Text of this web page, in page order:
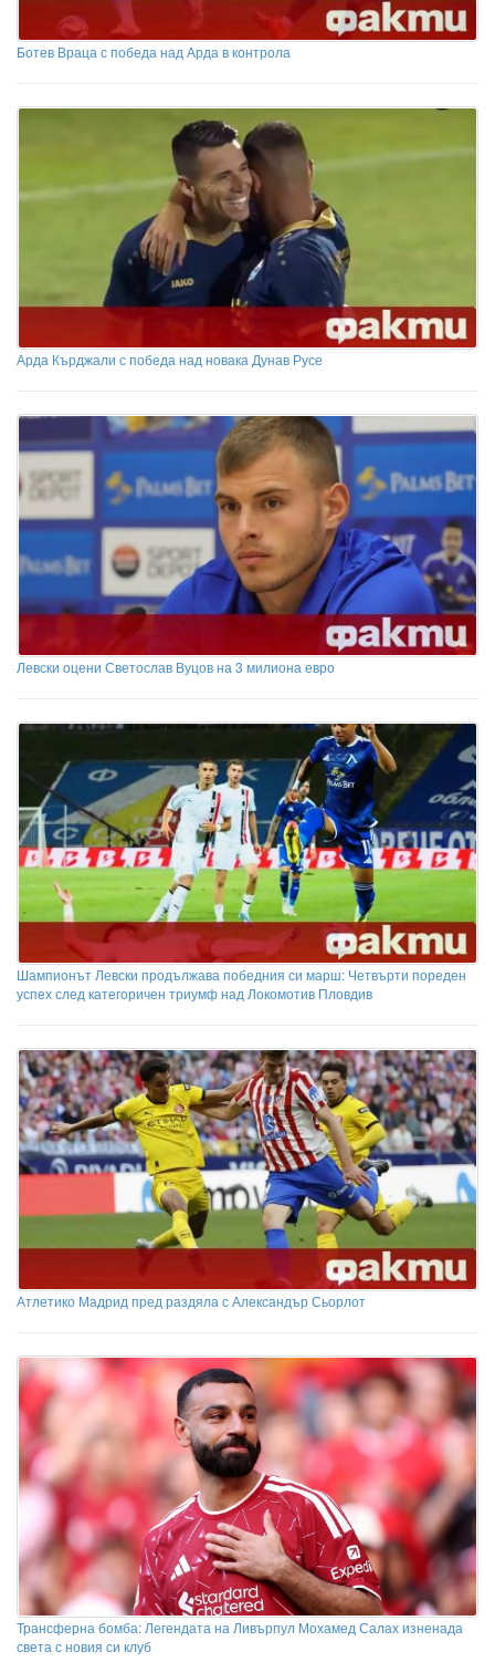
Ботев Враца с победа над Арда в контрола
Арда Кърджали с победа над новака Дунав Русе
Левски оцени Светослав Вуцов на 3 милиона евро
Шампионът Левски продължава победния си марш: Четвърти пореден
успех след категоричен триумф над Локомотив Пловдив
Атлетико Мадрид пред раздяла с Александър Сьорлот
Трансферна бомба: Легендата на Ливърпул Мохамед Салах изненада
света с новия си клуб